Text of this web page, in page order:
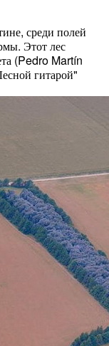
среди полей
Этот лес
(Pedro Martín
гитарой"